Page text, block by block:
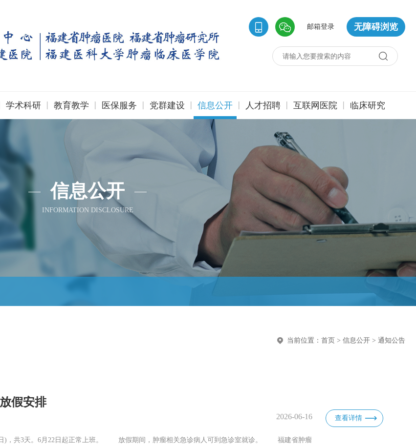
无障碍浏览
邮箱登录
学术科研 | 教育教学 | 医保服务 | 党群建设 | 信息公开 | 人才招聘 | 互联网医院 | 临床研究
信息公开
INFORMATION DISCLOSURE
当前位置： 首页 > 信息公开 > 通知公告
假安排
2026-06-16
)，共3天。6月22日起正常上班。 放假期间，肿瘤相关急诊病人可到急诊室就诊。 福建省肿瘤
查看详情